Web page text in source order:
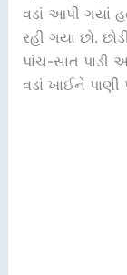
વડાં આપી ગયાં
રહી ગયા છો.
પાંચ-સાત પાડી
વડાં ખાઈને પાણી